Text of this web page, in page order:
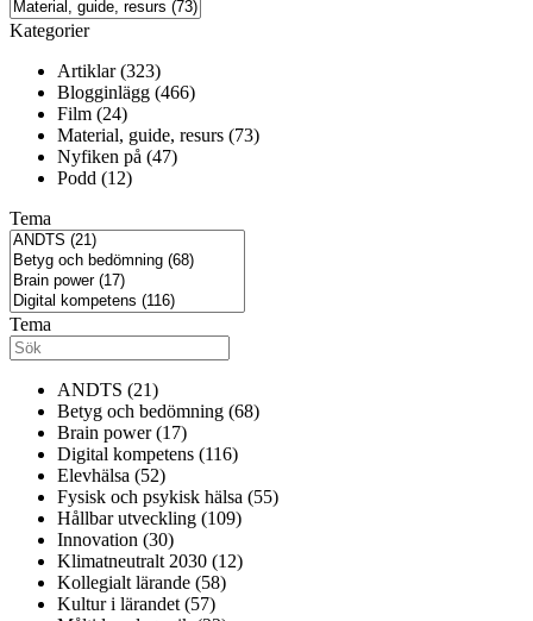
Kategorier
Artiklar (323)
Blogginlägg (466)
Film (24)
Material, guide, resurs (73)
Nyfiken på (47)
Podd (12)
Tema
Tema
ANDTS (21)
Betyg och bedömning (68)
Brain power (17)
Digital kompetens (116)
Elevhälsa (52)
Fysisk och psykisk hälsa (55)
Hållbar utveckling (109)
Innovation (30)
Klimatneutralt 2030 (12)
Kollegialt lärande (58)
Kultur i lärandet (57)